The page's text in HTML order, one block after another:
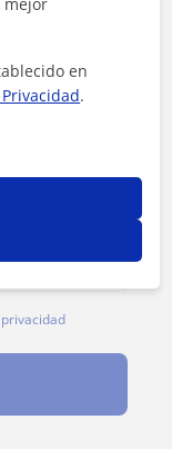
privacidad
en
.